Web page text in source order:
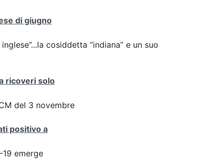
di giugno
cosiddetta “indiana” e un suo
ricoveri solo
del 3 novembre
positivo a
emerge